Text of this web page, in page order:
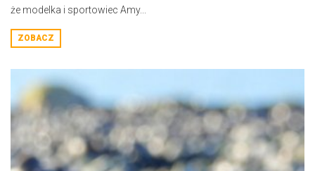
że modelka i sportowiec Amy...
ZOBACZ